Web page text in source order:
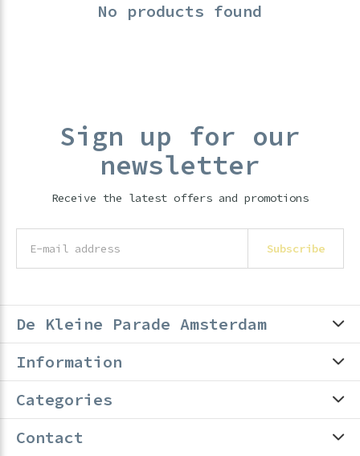
No products found
Sign up for our
newsletter
Receive the latest offers and promotions
Subscribe
De Kleine Parade Amsterdam
Information
Categories
Contact